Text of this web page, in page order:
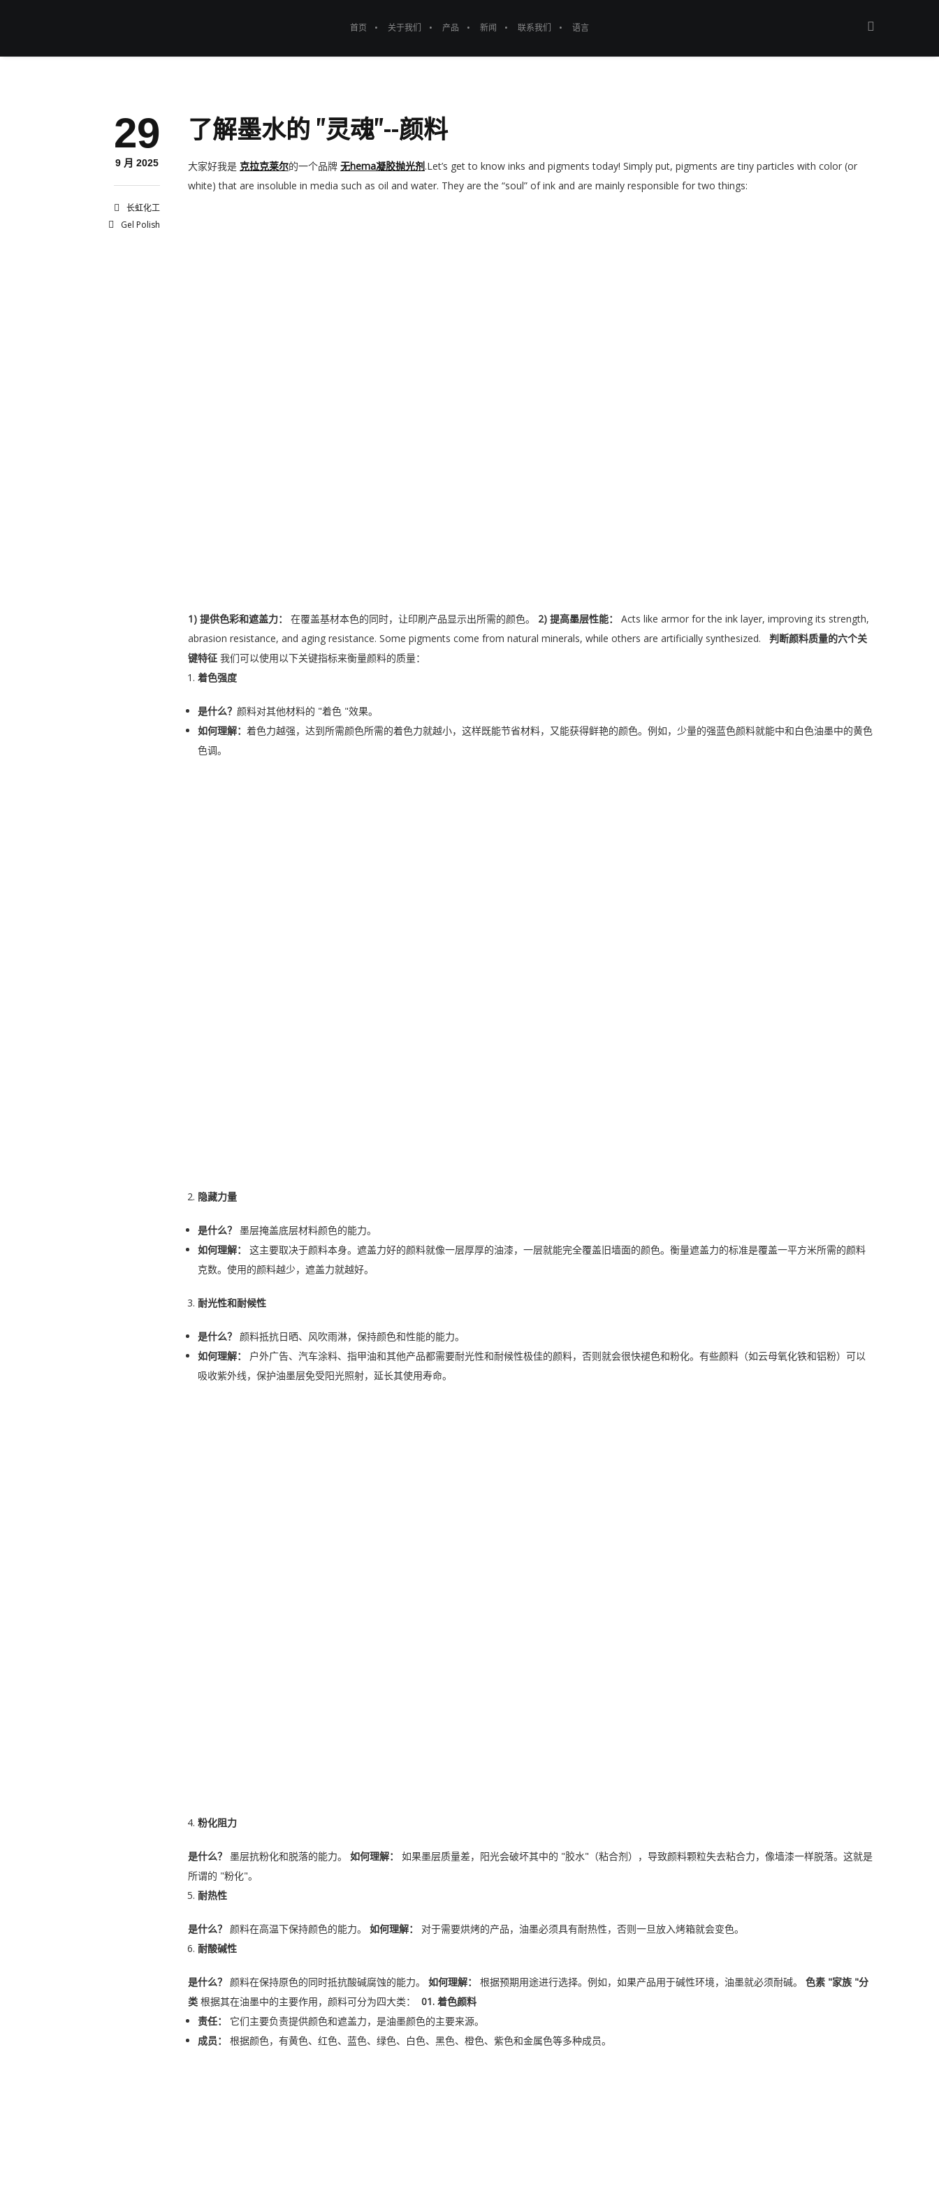
首页 关于我们 产品 新闻 联系我们 语言
29
9 月 2025
长虹化工
Gel Polish
了解墨水的 "灵魂"--颜料
大家好我是 克拉克莱尔的一个品牌 无hema凝胶抛光剂.Let’s get to know inks and pigments today! Simply put, pigments are tiny particles with color (or
white) that are insoluble in media such as oil and water. They are the “soul” of ink and are mainly responsible for two things:
1) 提供色彩和遮盖力： 在覆盖基材本色的同时，让印刷产品显示出所需的颜色。 2) 提高墨层性能： Acts like armor for the ink layer, improving its strength,
abrasion resistance, and aging resistance. Some pigments come from natural minerals, while others are artificially synthesized. 判断颜料质量的六个关
键特征 我们可以使用以下关键指标来衡量颜料的质量：
着色强度
是什么？ 颜料对其他材料的 "着色 "效果。
如何理解： 着色力越强，达到所需颜色所需的着色力就越小，这样既能节省材料，又能获得鲜艳的颜色。例如，少量的强蓝色颜料就能中和白色油墨中的黄色
色调。
隐藏力量
是什么？ 墨层掩盖底层材料颜色的能力。
如何理解： 这主要取决于颜料本身。遮盖力好的颜料就像一层厚厚的油漆，一层就能完全覆盖旧墙面的颜色。衡量遮盖力的标准是覆盖一平方米所需的颜料
克数。使用的颜料越少，遮盖力就越好。
耐光性和耐候性
是什么？ 颜料抵抗日晒、风吹雨淋，保持颜色和性能的能力。
如何理解： 户外广告、汽车涂料、指甲油和其他产品都需要耐光性和耐候性极佳的颜料，否则就会很快褪色和粉化。有些颜料（如云母氧化铁和铝粉）可以
吸收紫外线，保护油墨层免受阳光照射，延长其使用寿命。
粉化阻力
是什么？ 墨层抗粉化和脱落的能力。 如何理解： 如果墨层质量差，阳光会破坏其中的 "胶水"（粘合剂），导致颜料颗粒失去粘合力，像墙漆一样脱落。这就是
所谓的 "粉化"。
耐热性
是什么？ 颜料在高温下保持颜色的能力。 如何理解： 对于需要烘烤的产品，油墨必须具有耐热性，否则一旦放入烤箱就会变色。
耐酸碱性
是什么？ 颜料在保持原色的同时抵抗酸碱腐蚀的能力。 如何理解： 根据预期用途进行选择。例如，如果产品用于碱性环境，油墨就必须耐碱。 色素 "家族 "分
类 根据其在油墨中的主要作用，颜料可分为四大类： 01. 着色颜料
责任： 它们主要负责提供颜色和遮盖力，是油墨颜色的主要来源。
成员： 根据颜色，有黄色、红色、蓝色、绿色、白色、黑色、橙色、紫色和金属色等多种成员。